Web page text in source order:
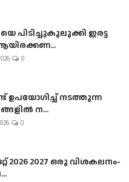
പിടിച്ചുകുലുക്കി ഇരട്ട
0
ഉപയോഗിച്ച് നടത്തുന്ന
ന...
0
2026 2027 ഒരു വിശകലനം-